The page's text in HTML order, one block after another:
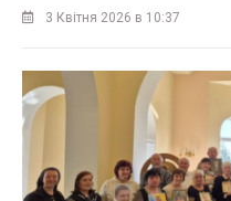
3 Квітня 2026 в 10:37